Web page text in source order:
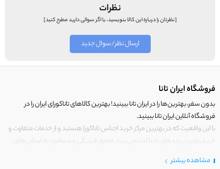
نظرات
[نظرتان را درباره این کالا بنویسید، یا اگر سوالی دارید مطرح کنید]
ارسال نظر/سوال جدید
فروشگاه ایران تانا
بدون سفر، بهترین‌ها را در ایران تانا ببینید! بهترین کالاهای تاناکورای ایران را در
فروشگاه آنلاین ایران تانا ببینید.
با این واقعیت که در بهترین مرکز خرید اجناس تاناکورا هستید و از خدمات متفاوت و
خرید بهترین برندهای دنیا لذت می‌برید، حضور فیزیکی و مسافرت به استان های
درایرانتانا فقط کالاهایی قرار می‌گیرند که دارای ارزش خرید بالایی هستند.
مشاهده بیشتر